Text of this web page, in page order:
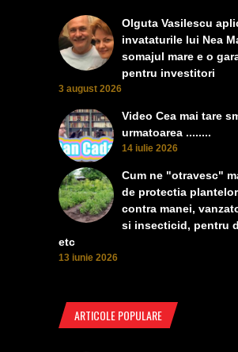
Olguta Vasilescu
invataturile lui Nea
somajul mare e o
pentru investitori
3 august 2026
Video Cea mai tare
urmatoarea ........
14 iulie 2026
Cum ne "otravesc"
de protectia
contra manei,
si insecticid, pentru
etc
13 iunie 2026
ARTICOLE POPULARE